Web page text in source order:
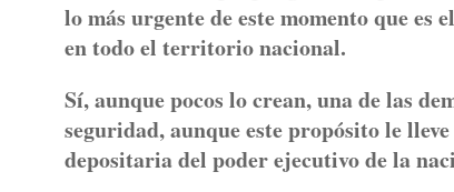
lo más urgente de este momento que
en todo el territorio nacional.
Sí, aunque pocos lo crean, una de las
seguridad, aunque este propósito le
depositaria del poder ejecutivo de la